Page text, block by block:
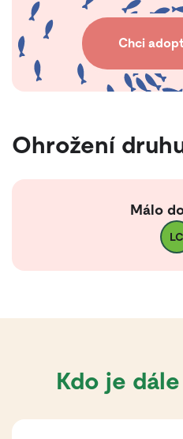
Chci
Ohrožení
Málo
LC
Kdo je